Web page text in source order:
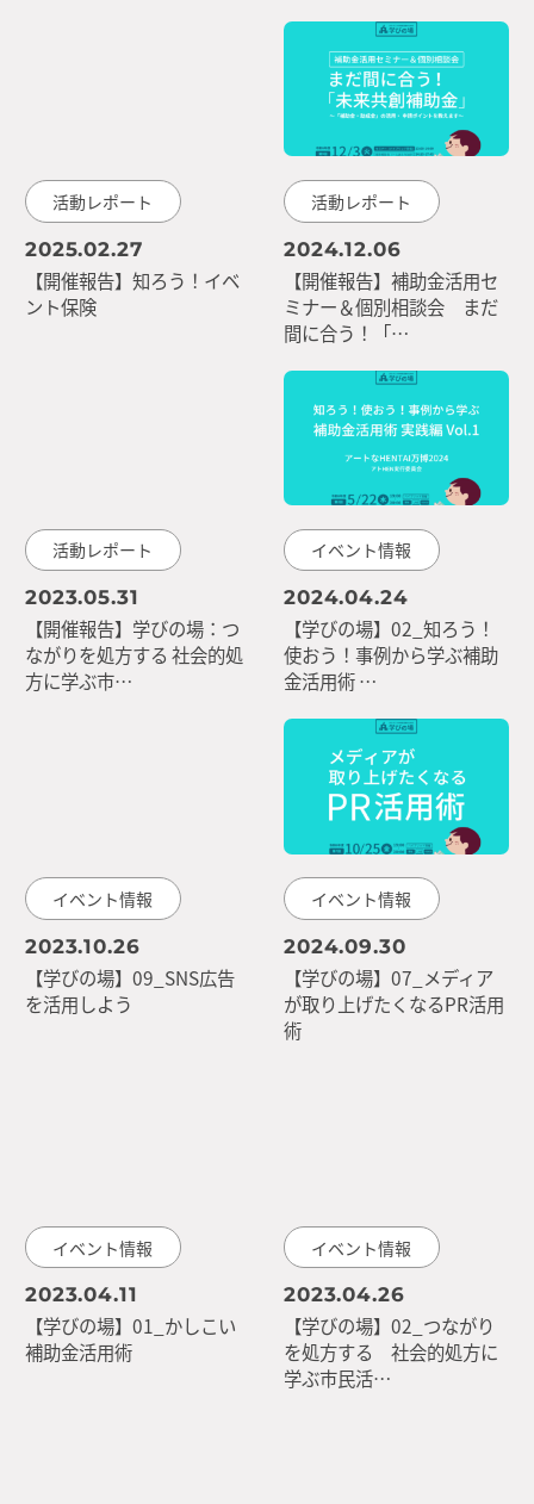
活動レポート
2025.02.27
【開催報告】知ろう！イベ
ント保険
活動レポート
2024.12.06
【開催報告】補助金活用セ
ミナー＆個別相談会 まだ
間に合う！「…
活動レポート
2023.05.31
【開催報告】学びの場：つ
ながりを処方する 社会的処
方に学ぶ市…
イベント情報
2024.04.24
【学びの場】02_知ろう！
使おう！事例から学ぶ補助
金活用術 …
イベント情報
2023.10.26
【学びの場】09_SNS広告
を活用しよう
イベント情報
2024.09.30
【学びの場】07_メディア
が取り上げたくなるPR活用
術
イベント情報
2023.04.11
【学びの場】01_かしこい
補助金活用術
イベント情報
2023.04.26
【学びの場】02_つながり
を処方する 社会的処方に
学ぶ市民活…